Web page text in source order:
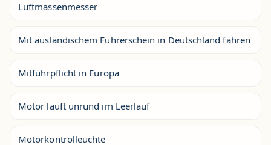
Luftmassenmesser
Mit ausländischem Führerschein in Deutschland fahren
Mitführpflicht in Europa
Motor läuft unrund im Leerlauf
Motorkontrolleuchte